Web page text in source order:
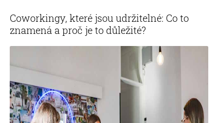
Coworkingy, které jsou udržitelné: Co to
znamená a proč je to důležité?